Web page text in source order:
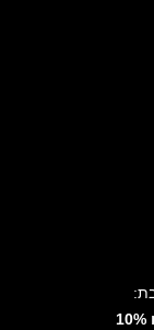
ויש גם בונוס! קבלו 10%